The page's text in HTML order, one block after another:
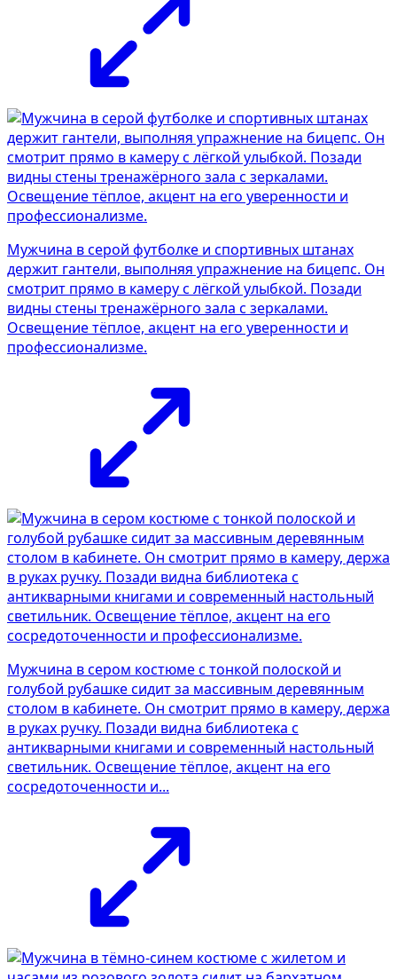
Мужчина в серой футболке и спортивных штанах
держит гантели, выполняя упражнение на бицепс. Он
смотрит прямо в камеру с лёгкой улыбкой. Позади
видны стены тренажёрного зала с зеркалами.
Освещение тёплое, акцент на его уверенности и
профессионализме.
Мужчина в сером костюме с тонкой полоской и
голубой рубашке сидит за массивным деревянным
столом в кабинете. Он смотрит прямо в камеру, держа
в руках ручку. Позади видна библиотека с
антикварными книгами и современный настольный
светильник. Освещение тёплое, акцент на его
сосредоточенности и...